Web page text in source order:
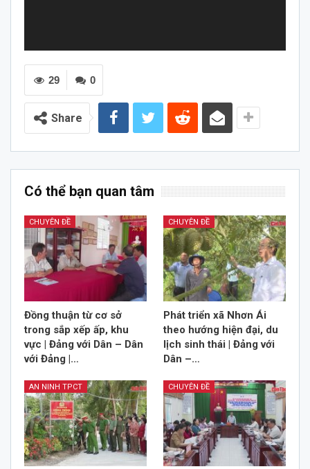
0
29
Share
Có thể bạn quan tâm
CHUYÊN ĐỀ
Đồng thuận từ cơ sở
trong sắp xếp ấp, khu
vực | Đảng với Dân – Dân
với Đảng |…
CHUYÊN ĐỀ
Phát triển xã Nhơn Ái
theo hướng hiện đại, du
lịch sinh thái | Đảng với
Dân –…
AN NINH TPCT CHUYÊN ĐỀ